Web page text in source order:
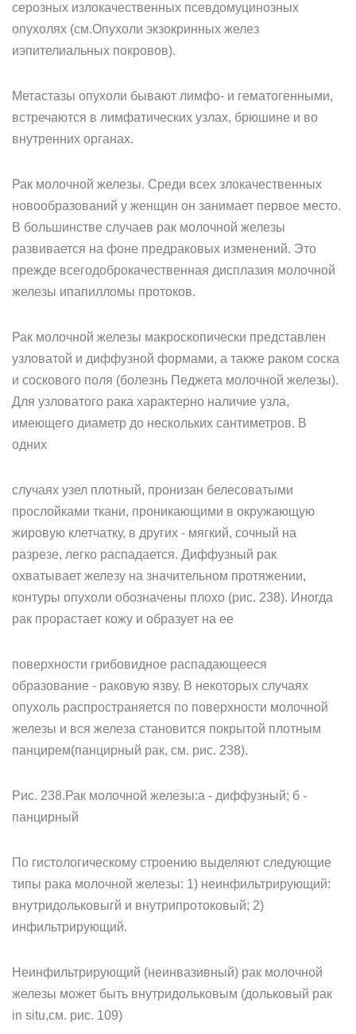
серозных излокачественных псевдомуцинозных
опухолях (см.Опухоли экзокринных желез
иэпителиальных покровов).
Метастазы опухоли бывают лимфо- и гематогенными,
встречаются в лимфатических узлах, брюшине и во
внутренних органах.
Рак молочной железы. Среди всех злокачественных
новообразований у женщин он занимает первое место.
В большинстве случаев рак молочной железы
развивается на фоне предраковых изменений. Это
прежде всегодоброкачественная дисплазия молочной
железы ипапилломы протоков.
Рак молочной железы макроскопически представлен
узловатой и диффузной формами, а также раком соска
и соскового поля (болезнь Педжета молочной железы).
Для узловатого рака характерно наличие узла,
имеющего диаметр до нескольких сантиметров. В
одних
случаях узел плотный, пронизан белесоватыми
прослойками ткани, проникающими в окружающую
жировую клетчатку, в других - мягкий, сочный на
разрезе, легко распадается. Диффузный рак
охватывает железу на значительном протяжении,
контуры опухоли обозначены плохо (рис. 238). Иногда
рак прорастает кожу и образует на ее
поверхности грибовидное распадающееся
образование - раковую язву. В некоторых случаях
опухоль распространяется по поверхности молочной
железы и вся железа становится покрытой плотным
панцирем(панцирный рак, см. рис. 238).
Рис. 238.Рак молочной железы:а - диффузный; б -
панцирный
По гистологическому строению выделяют следующие
типы рака молочной железы: 1) неинфильтрирующий:
внутридольковыгй и внутрипротоковый; 2)
инфильтрирующий.
Неинфильтрирующий (неинвазивный) рак молочной
железы может быть внутридольковым (дольковый рак
in situ,см. рис. 109)